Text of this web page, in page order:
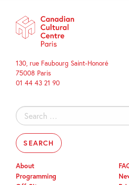
130, rue Faubourg Saint-Honoré
75008 Paris
01 44 43 21 90
Search
for:
About
Programming